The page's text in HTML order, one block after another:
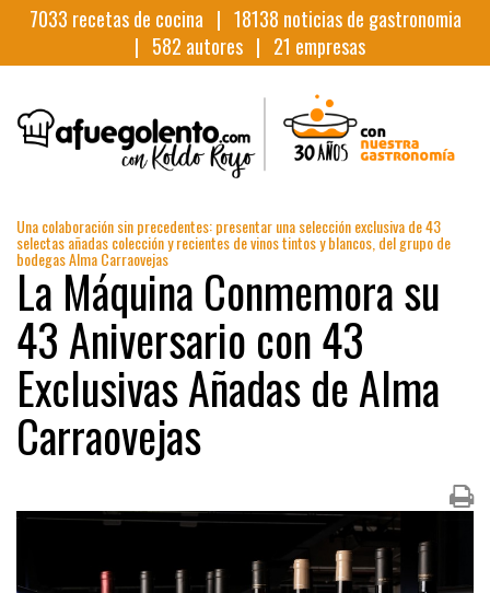
7033 recetas de cocina | 18138 noticias de gastronomia
| 582 autores | 21 empresas
Una colaboración sin precedentes: presentar una selección exclusiva de 43
selectas añadas colección y recientes de vinos tintos y blancos, del grupo de
bodegas Alma Carraovejas
La Máquina Conmemora su
43 Aniversario con 43
Exclusivas Añadas de Alma
Carraovejas